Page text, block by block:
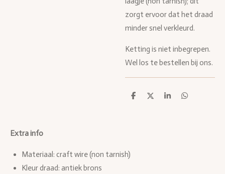
zorgt ervoor dat het draad
minder snel verkleurd.
Ketting is niet inbegrepen.
Wel los te bestellen bij ons.
D
D
S
D
Extra info
Materiaal: craft wire (non tarnish)
Kleur draad: antiek brons